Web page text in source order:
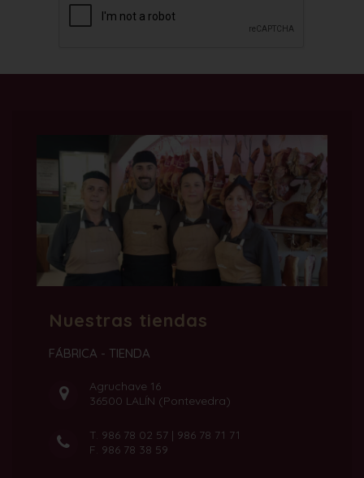
Nuestras tiendas
FÁBRICA - TIENDA
Agruchave 16
36500 LALÍN (Pontevedra)
T. 986 78 02 57 | 986 78 71 71
F. 986 78 38 59